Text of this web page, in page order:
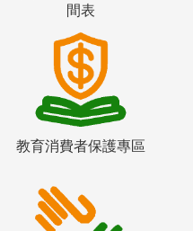
間表
教育消費者保護專區